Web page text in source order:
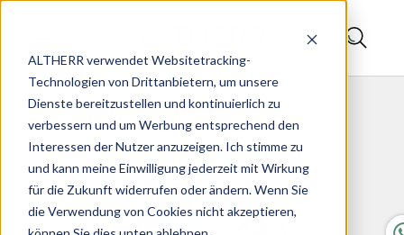
ALTHERR verwendet Websitetracking-
Technologien von Drittanbietern, um unsere
Dienste bereitzustellen und kontinuierlich zu
verbessern und um Werbung entsprechend den
Interessen der Nutzer anzuzeigen. Ich stimme zu
und kann meine Einwilligung jederzeit mit Wirkung
für die Zukunft widerrufen oder ändern. Wenn Sie
die Verwendung von Cookies nicht akzeptieren,